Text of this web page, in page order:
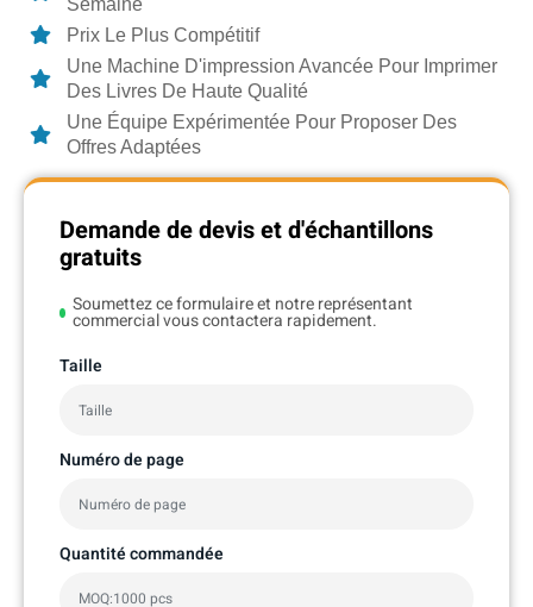
Prix Le Plus Compétitif
Une Machine D'impression Avancée Pour Imprimer
Des Livres De Haute Qualité
Une Équipe Expérimentée Pour Proposer Des
Offres Adaptées
Demande de devis et d'échantillons
gratuits
Soumettez ce formulaire et notre représentant
commercial vous contactera rapidement.
Taille
Numéro de page
Quantité commandée